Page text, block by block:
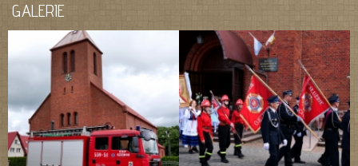
GALERIE